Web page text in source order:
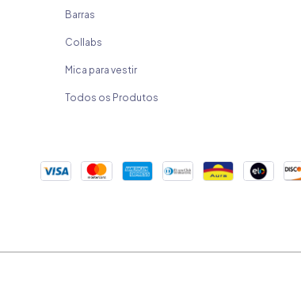
Barras
Collabs
Mica para vestir
Todos os Produtos